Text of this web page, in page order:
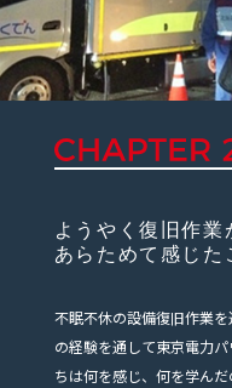
ようやく復旧作業
あらためて感じ
不眠不休の設備復旧作業
の経験を通して東京電力
ちは何を感じ、何を学んだ